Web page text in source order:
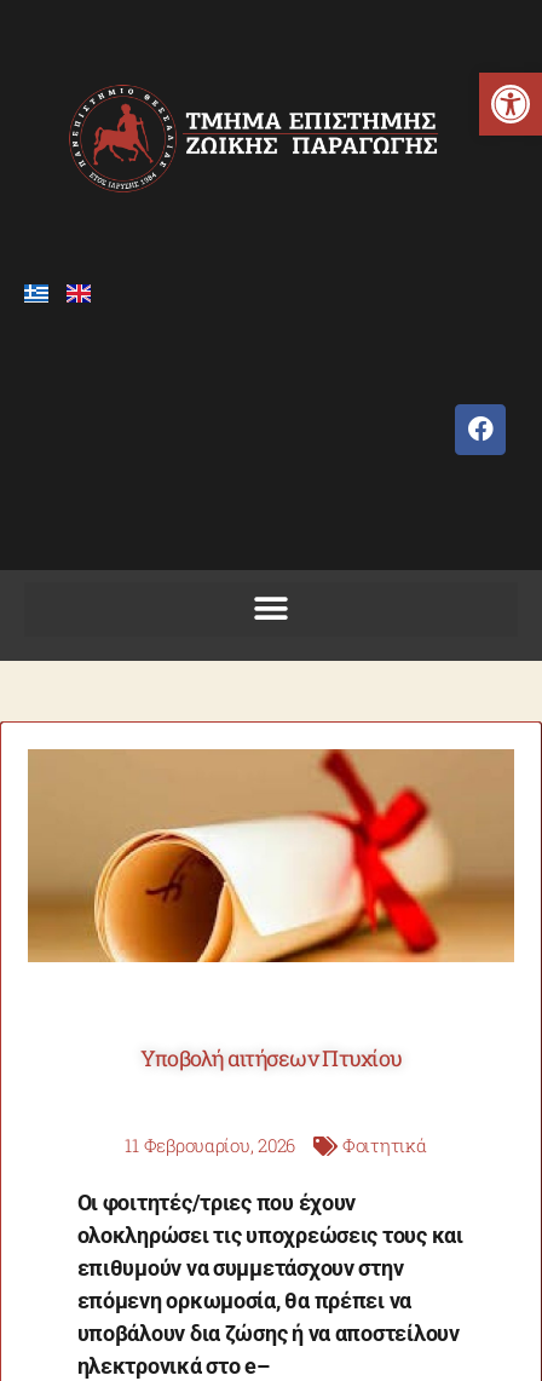
Ανοίξτε τη γραμμή εργαλείων
Υποβολή αιτήσεων Πτυχίου
11 Φεβρουαρίου, 2026 Φοιτητικά
Οι φοιτητές/τριες που έχουν
ολοκληρώσει τις υποχρεώσεις τους και
επιθυμούν να συμμετάσχουν στην
επόμενη ορκωμοσία, θα πρέπει να
υποβάλουν δια ζώσης ή να αποστείλουν
ηλεκτρονικά στοe–